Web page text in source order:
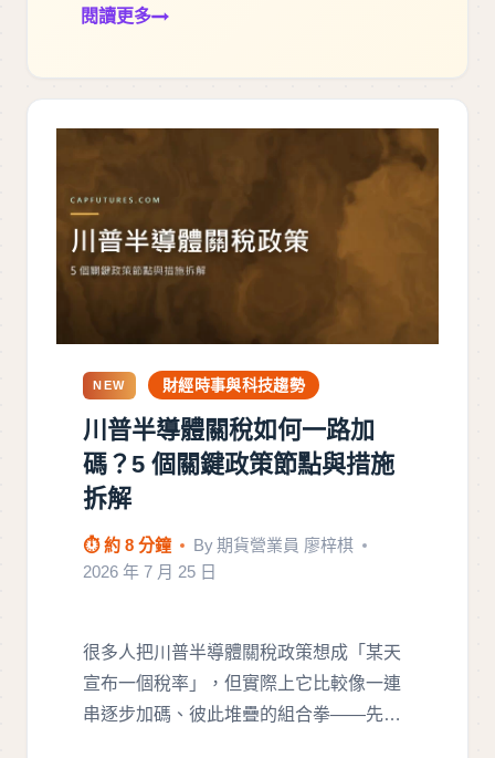
NEW 財經時事與科技趨勢
川普半導體關稅如何一路加
碼？5 個關鍵政策節點與措施
拆解
⏱ 約 8 分鐘 By期貨營業員 廖梓棋
2026 年 7 月 25 日
很多人把川普半導體關稅政策想成「某天
宣布一個稅率」，但實際上它比較像一連
串逐步加碼、彼此堆疊的組合拳——先給